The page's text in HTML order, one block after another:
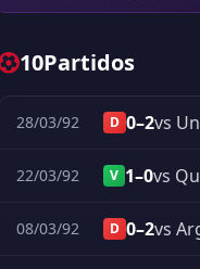
10Partidos
28/03/92 D 0–2vs
22/03/92 V 1–0vs
08/03/92 D 0–2vs